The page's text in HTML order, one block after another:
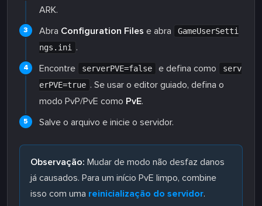
ARK.
Abra Configuration Files e abra
GameUserSetti
ngs.ini
.
Encontre
serverPVE=false e defina como
serv
erPVE=true . Se usar o editor guiado, defina o
modo PvP/PvE como PvE.
Salve o arquivo e inicie o servidor.
Observação: Mudar de modo não desfaz danos
já causados. Para um início PvE limpo, combine
isso com uma reinicialização do servidor.